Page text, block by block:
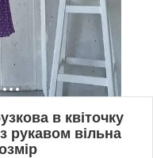
в квіточку
рукавом вільна